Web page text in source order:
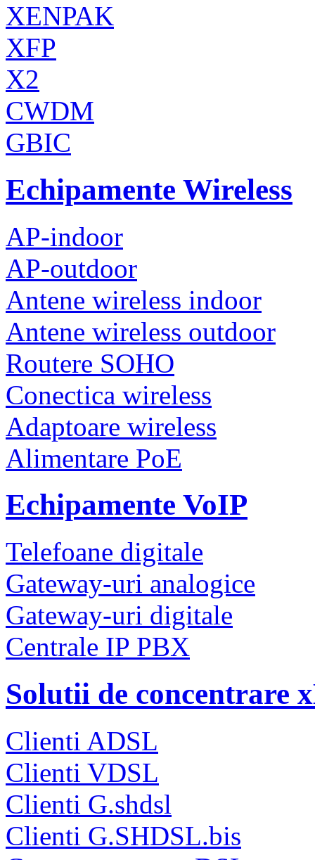
XENPAK
XFP
X2
CWDM
GBIC
Echipamente Wireless
AP-indoor
AP-outdoor
Antene wireless indoor
Antene wireless outdoor
Routere SOHO
Conectica wireless
Adaptoare wireless
Alimentare PoE
Echipamente VoIP
Telefoane digitale
Gateway-uri analogice
Gateway-uri digitale
Centrale IP PBX
Solutii de concentrare
Clienti ADSL
Clienti VDSL
Clienti G.shdsl
Clienti G.SHDSL.bis